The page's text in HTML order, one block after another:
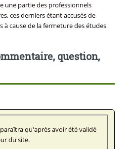
une partie des professionnels
ces derniers étant accusés de
à cause de la fermeture des études
question,
qu'après avoir été validé
du site.